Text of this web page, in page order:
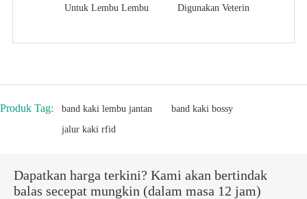
Untuk Lembu Lembu
Digunakan Veterin
Produk Tag: band kaki lembu jantan
band kaki bossy
jalur kaki rfid
Dapatkan harga terkini? Kami akan bertindak
balas secepat mungkin (dalam masa 12 jam)